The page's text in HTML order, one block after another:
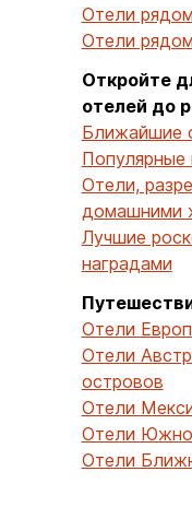
Отели
Отели
Откройте
отелей до
Ближайшие
Популярные
Отели,
домашними
Лучшие
наградами
Отели
Отели
островов
Отели
Отели
Отели